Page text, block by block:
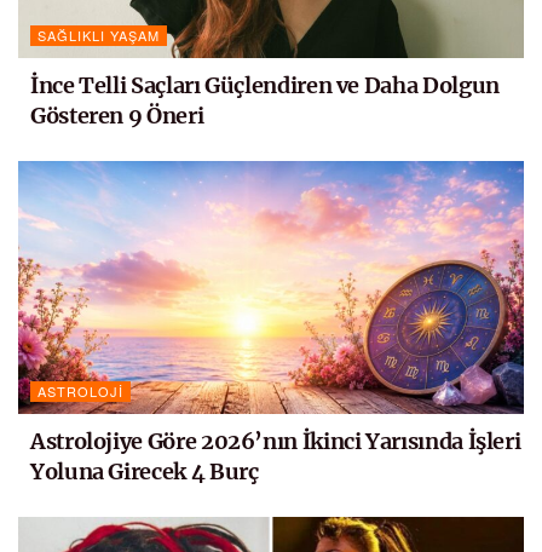
SAĞLIKLI YAŞAM
İnce Telli Saçları Güçlendiren ve Daha Dolgun
Gösteren 9 Öneri
ASTROLOJI
Astrolojiye Göre 2026’nın İkinci Yarısında İşleri
Yoluna Girecek 4 Burç